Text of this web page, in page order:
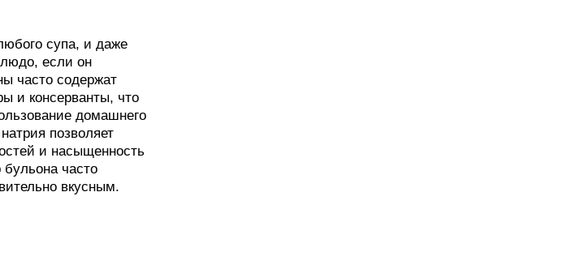
супа, и даже
если он
часто содержат
и консерванты, что
домашнего
позволяет
и насыщенность
часто
вкусным.